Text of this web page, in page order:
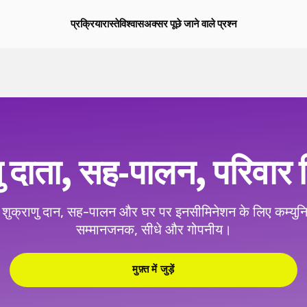
प्रक्रियारास्तेविश्वासअक्सर पूछे जाने वाले प्रश्न
सह-पालन, परिवार
शुक्राणु दान, सह-पालन और घर पर इनसीमिनेशन के लिए
सम्मानजनक, सीधे और गोपनीय।
मुफ़्त में जुड़ें